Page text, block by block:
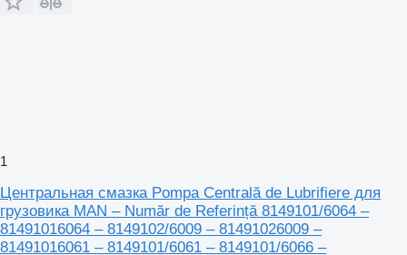
1
Центральная смазка Pompa Centrală de Lubrifiere для
грузовика MAN – Număr de Referință 8149101/6064 –
81491016064 – 8149102/6009 – 81491026009 –
81491016061 – 8149101/6061 – 8149101/6066 –